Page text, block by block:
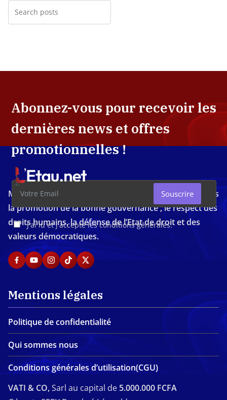
Abonnez-vous pour recevoir les
dernières news et offres
promotionnelles !
J'ai lu et j'accepte les conditions générales.
Souscrire
Média d'investigation ivoirien résolument engagé dans
la promotion de la bonne gouvernance , le respect des
droits humains, la défense de l’Etat de droit et des
valeurs démocratiques.
Mentions légales
Politique de confidentialité
Qui sommes nous
Conditions générales d’utilisation(CGU)
VATI & CO,Sarl au capital de 5.000.000 FCFA